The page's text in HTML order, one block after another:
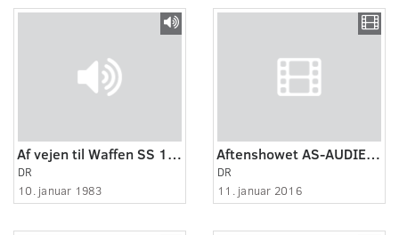
Af vejen til Waffen SS 1. Om stedforældre og Vajsenhus
DR
10. januar 1983
Aftenshowet AS-AUDIENS-NYNYNYNY
DR
11. januar 2016